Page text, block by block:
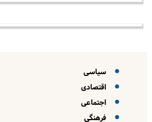
سیاسی
اقتصادی
اجتماعی
فرهنگی